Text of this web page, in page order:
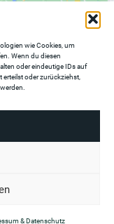
wie Cookies, um
Wenn du diesen
oder eindeutige IDs auf
oder zurückziehst,
& Datenschutz